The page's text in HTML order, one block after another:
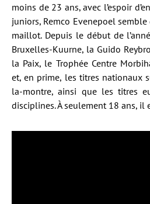
moins de 23 ans, avec l’espoir
juniors, Remco Evenepoel
maillot. Depuis le début de
Bruxelles-Kuurne, la Guido
la Paix, le Trophée Centre
et, en prime, les titres nationaux
la-montre, ainsi que les titres
disciplines. À seulement 18 ans, il